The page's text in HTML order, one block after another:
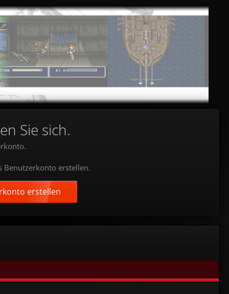
Sie sich.
Benutzerkonto erstellen.
erstellen